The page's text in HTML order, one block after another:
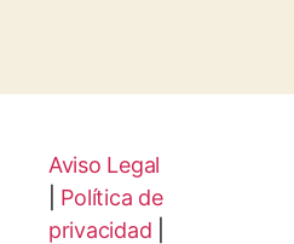
Aviso Legal
Política de
privacidad